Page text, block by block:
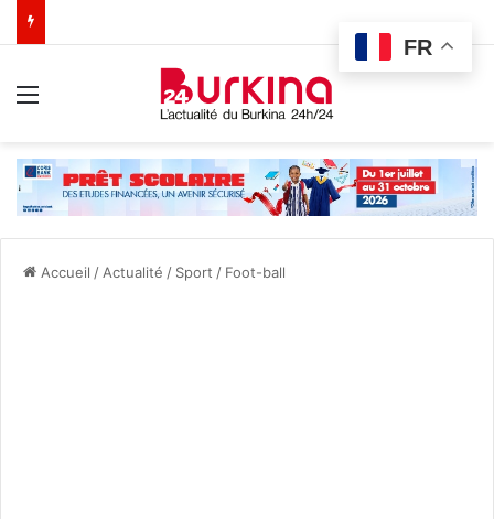
Accueil / Actualité / Sport / Foot-ball
FR